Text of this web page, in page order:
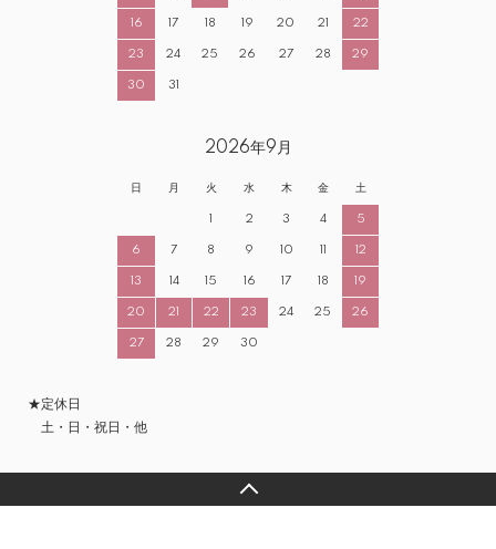
16 17 18 19 20 21 22
23 24 25 26 27 28 29
30 31
2026年9月
日 月 火 水 木 金 土
1 2 3 4 5
6 7 8 9 10 11 12
13 14 15 16 17 18 19
20 21 22 23 24 25 26
27 28 29 30
★定休日
土・日・祝日・他